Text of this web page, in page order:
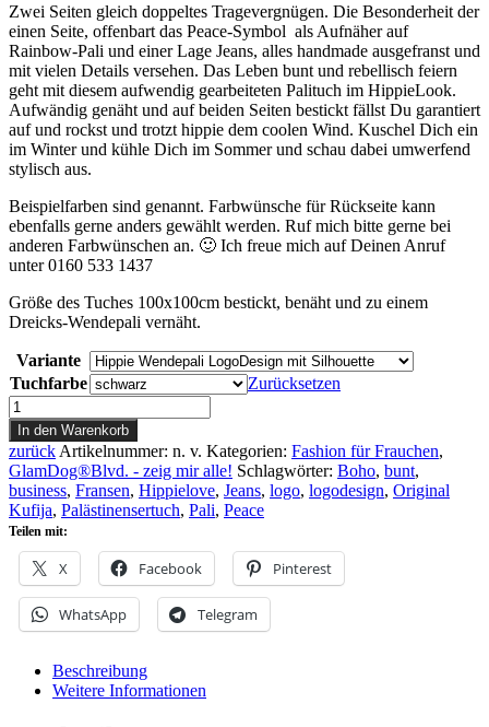
Zwei Seiten gleich doppeltes Tragevergnügen. Die Besonderheit der
einen Seite, offenbart das Peace-Symbol als Aufnäher auf
Rainbow-Pali und einer Lage Jeans, alles handmade ausgefranst und
mit vielen Details versehen. Das Leben bunt und rebellisch feiern
geht mit diesem aufwendig gearbeiteten Palituch im HippieLook.
Aufwändig genäht und auf beiden Seiten bestickt fällst Du garantiert
auf und rockst und trotzt hippie dem coolen Wind. Kuschel Dich ein
im Winter und kühle Dich im Sommer und schau dabei umwerfend
stylisch aus.
Beispielfarben sind genannt. Farbwünsche für Rückseite kann
ebenfalls gerne anders gewählt werden. Ruf mich bitte gerne bei
anderen Farbwünschen an. 🙂 Ich freue mich auf Deinen Anruf
unter 0160 533 1437
Größe des Tuches 100x100cm bestickt, benäht und zu einem
Dreicks-Wendepali vernäht.
Variante
Tuchfarbe
Zurücksetzen
Damentuch
Schal
Hippie
Wendepali
LogoDesign
Menge
In den Warenkorb
zurück Artikelnummer: n. v. Kategorien: Fashion für Frauchen,
GlamDog®Blvd. - zeig mir alle! Schlagwörter: Boho, bunt,
business, Fransen, Hippielove, Jeans, logo, logodesign, Original
Kufija, Palästinensertuch, Pali, Peace
Teilen mit:
X Facebook Pinterest
WhatsApp Telegram
Beschreibung
Weitere Informationen